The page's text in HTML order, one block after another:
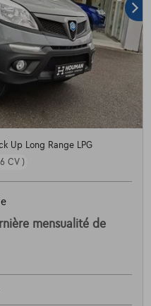
Up Long Range LPG
CV )
mensualité de